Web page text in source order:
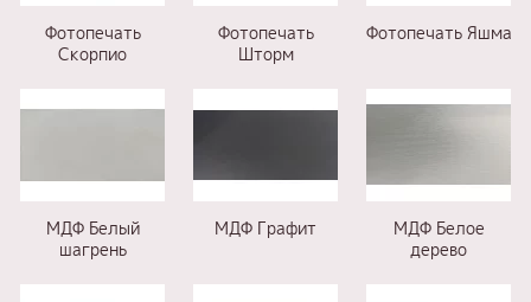
Фотопечать
Скорпио
Фотопечать
Шторм
Фотопечать Яшма
МДФ Белый
шагрень
МДФ Графит
МДФ Белое
дерево